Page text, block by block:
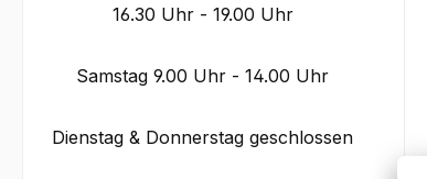
16.30 Uhr - 19.00 Uhr
Samstag 9.00 Uhr - 14.00 Uhr
Dienstag & Donnerstag geschlossen